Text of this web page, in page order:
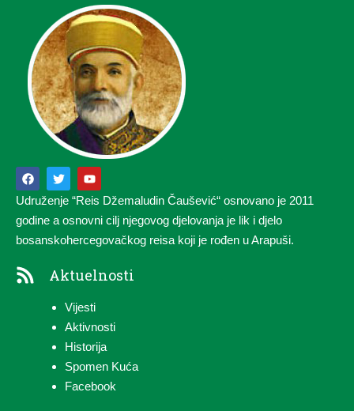
Udruženje “Reis Džemaludin Čaušević“ osnovano je 2011
godine a osnovni cilj njegovog djelovanja je lik i djelo
bosanskohercegovačkog reisa koji je rođen u Arapuši.
Aktuelnosti
Vijesti
Aktivnosti
Historija
Spomen Kuća
Facebook